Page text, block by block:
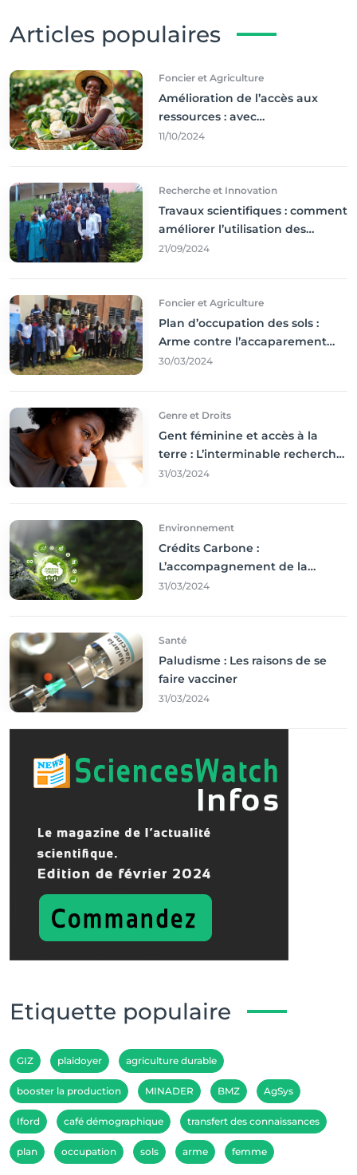
Articles populaires
Foncier et Agriculture
Amélioration de l’accès aux
ressources : avec
l'incontournable ’agriculture
11/10/2024
Recherche et Innovation
Travaux scientifiques : comment
améliorer l’utilisation des
résultats coince
21/09/2024
Foncier et Agriculture
Plan d’occupation des sols :
Arme contre l’accaparement
des terres
30/03/2024
Genre et Droits
Gent féminine et accès à la
terre : L’interminable recherche
des droits
31/03/2024
Environnement
Crédits Carbone :
L’accompagnement de la
Francophonie
31/03/2024
Santé
Paludisme : Les raisons de se
faire vacciner
31/03/2024
Etiquette populaire
GIZ plaidoyer agriculture durable
booster la production MINADER BMZ AgSys
Iford café démographique transfert des connaissances
plan occupation sols arme femme